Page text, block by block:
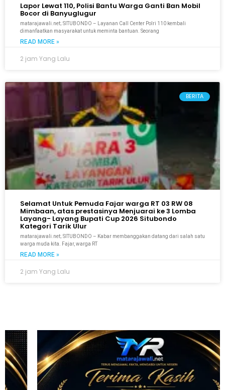
Lapor Lewat 110, Polisi Bantu Warga Ganti Ban Mobil
Bocor di Banyuglugur
matarajawali.net; SITUBONDO – Layanan Call Center Polri 110 kembali
dimanfaatkan masyarakat untuk meminta bantuan. Seorang
READ MORE »
2 jam Yang Lalu
BERITA
Selamat Untuk Pemuda Fajar warga RT 03 RW 08
Mimbaan, atas prestasinya Menjuarai ke 3 Lomba
Layang- Layang Bupati Cup 2026 Situbondo
Kategori Tarik Ulur
matarajawali.net; SITUBONDO – Kabar membanggakan datang dari salah satu
warga muda kita. Fajar, warga RT
READ MORE »
2 jam Yang Lalu